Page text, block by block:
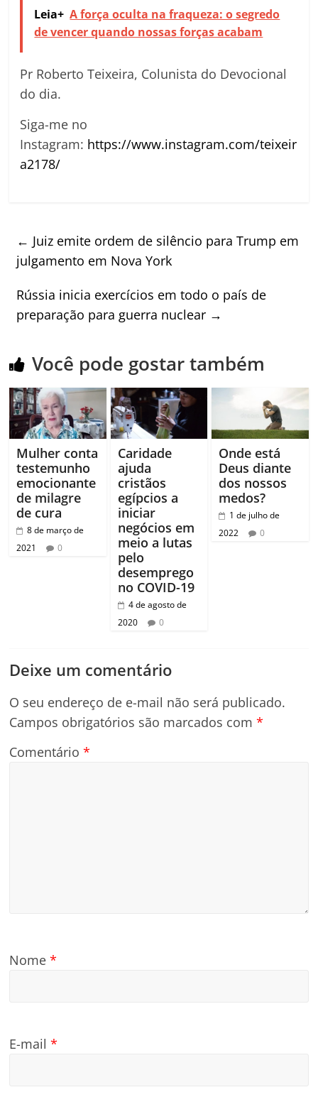
Leia+ A força oculta na fraqueza: o segredo
de vencer quando nossas forças acabam
Pr Roberto Teixeira, Colunista do Devocional
do dia.
Siga-me no
Instagram: https://www.instagram.com/teixeir
a2178/
← Juiz emite ordem de silêncio para Trump em
julgamento em Nova York
Rússia inicia exercícios em todo o país de
preparação para guerra nuclear →
Você pode gostar também
Mulher conta
testemunho
emocionante
de milagre
de cura
8 de março de
2021
0
Caridade
ajuda
cristãos
egípcios a
iniciar
negócios em
meio a lutas
pelo
desemprego
no COVID-19
4 de agosto de
2020
0
Onde está
Deus diante
dos nossos
medos?
1 de julho de
2022
0
Deixe um comentário
O seu endereço de e-mail não será publicado.
Campos obrigatórios são marcados com*
Comentário*
Nome*
E-mail*